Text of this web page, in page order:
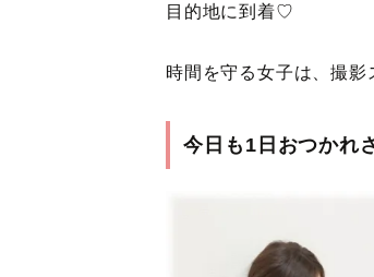
目的地に到着♡
時間を守る女子は、撮影
今日も1日おつかれ